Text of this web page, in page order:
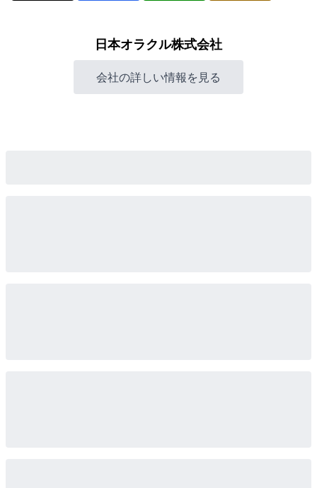
日本オラクル株式会社
会社の詳しい情報を見る